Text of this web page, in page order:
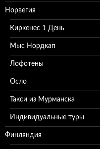
Норвегия
Киркенес 1 День
Мыс Нордкап
Лофотены
Осло
Такси из Мурманска
Индивидуальные туры
Финляндия